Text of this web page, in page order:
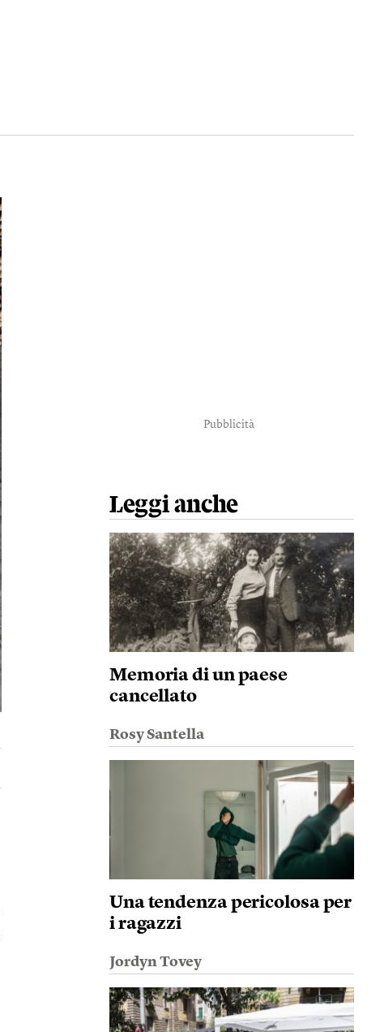
Pubblicità
Leggi anche
Memoria di un paese
cancellato
Rosy Santella
Una tendenza pericolosa per
i ragazzi
Jordyn Tovey